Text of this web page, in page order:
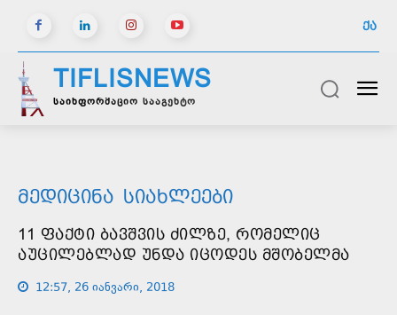
ᲥᲐ
TIFLISNEWS
საინფორმაციო სააგენტო
ᲛᲔᲓᲘᲪᲘᲜᲐ ᲡᲘᲐᲮᲚᲔᲔᲑᲘ
11 ᲤᲐᲥᲢᲘ ᲑᲐᲕᲨᲕᲘᲡ ᲫᲘᲚᲖᲔ, ᲠᲝᲛᲔᲚᲘᲪ
ᲐᲣᲪᲘᲚᲔᲑᲚᲐᲓ ᲣᲜᲓᲐ ᲘᲪᲝᲓᲔᲡ ᲛᲨᲝᲑᲔᲚᲛᲐ
12:57, 26 იანვარი, 2018